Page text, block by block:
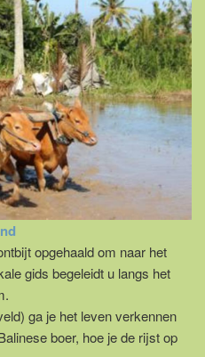
opgehaald om naar het
gids begeleidt u langs het
ga je het leven verkennen
boer, hoe je de rijst op